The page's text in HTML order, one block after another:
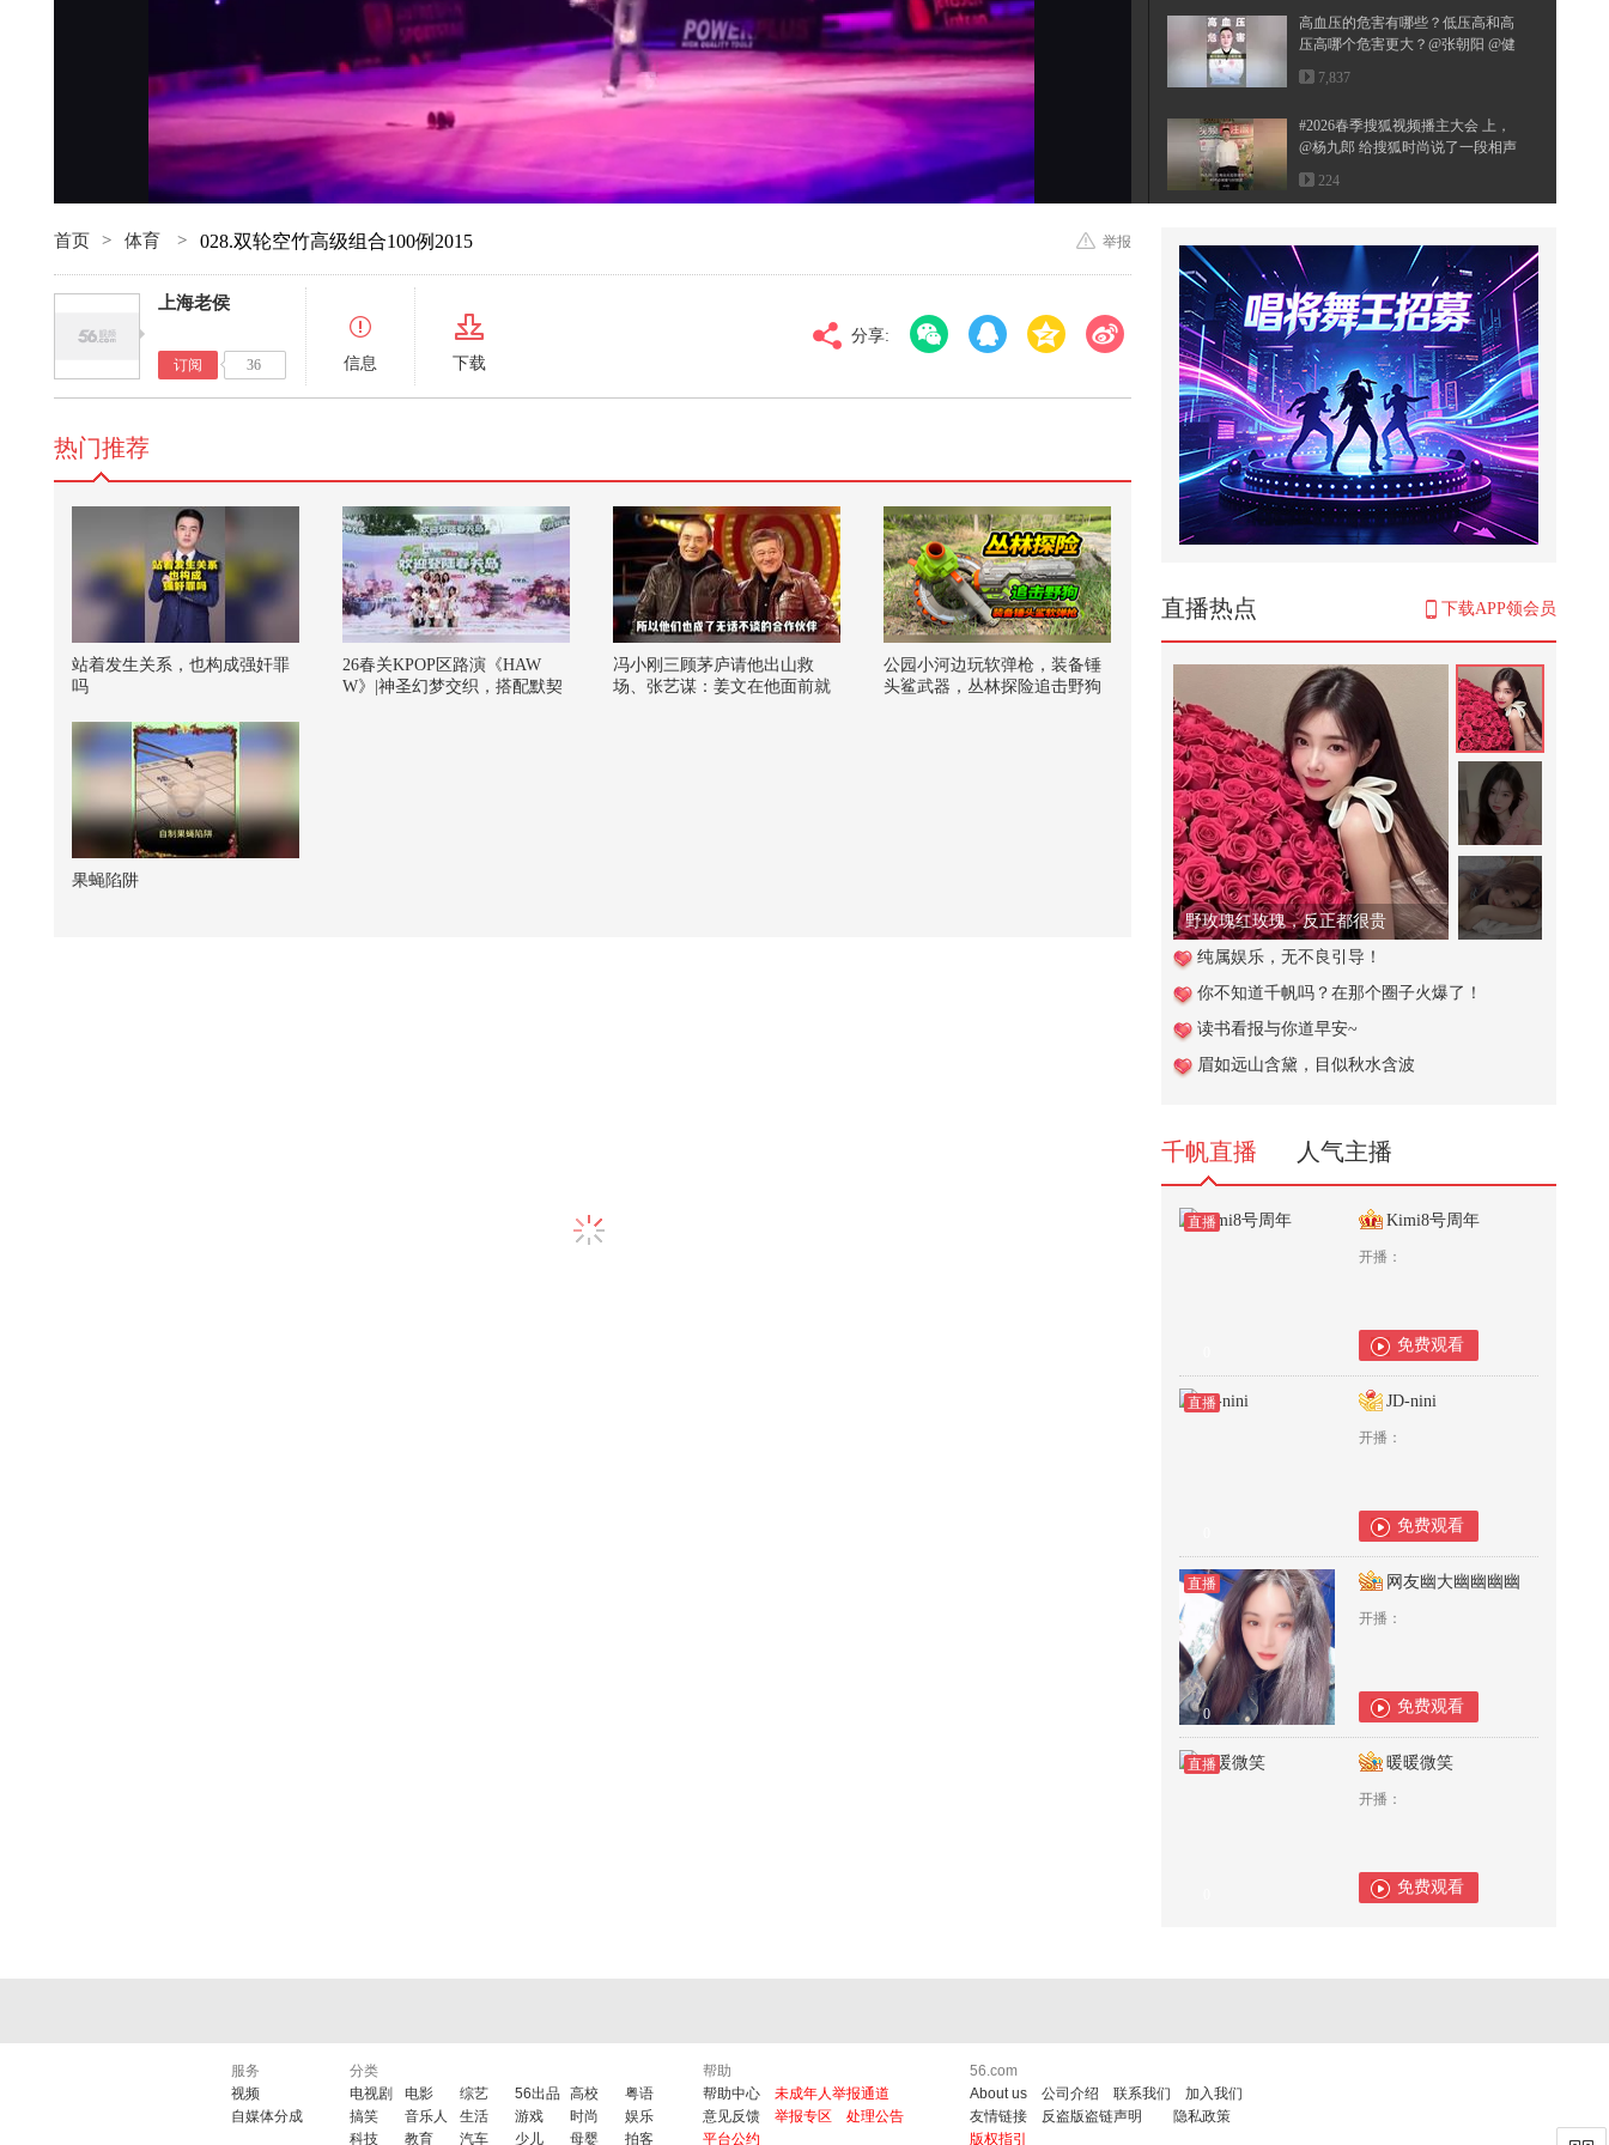
倍速
对比度 100
高血压的危害有哪些？低压高和高
压高哪个危害更大？@张朝阳 @健
康...
7,837
#2026春季搜狐视频播主大会 上，
@杨九郎 给搜狐时尚说了一段相声
~...
224
林允问叶祖新营业是AI吗# 在大...
1,307
# 教会孩子识破AI骗局# 安全教育
科普
470
#科技之美# 高速摄影：33台“猛
禽”（Raptor）发动机为“超级重型...
464
出来玩呀，一条街实现美食自由，
举起多重的重量
1,381
车速不一般，认识三天，就可以生
孩子
22,141
18药铺顾东家假意合作，暗中图谋
秘方-灵田万亩：弃女当自强
106
【春关登岛打卡Day20】【春关回
春...
839
童年那家小卖部【六元盒饭】@搞
笑狐 @80后小芳 @小狐
首页 > 体育 > 028.双轮空竹高级组合100例2015 举报
上海老侯
订阅 36 信息 下载
分享:
直播热点 下载APP领会员
野玫瑰红玫瑰，反正都很贵
纯属娱乐，无不良引导！
你不知道千帆吗？在那个圈子火爆了！
读书看报与你道早安~
眉如远山含黛，目似秋水含波
千帆直播 人气主播
直播 Kimi8号周年
开播：
免费观看
直播 JD-nini
开播：
免费观看
直播
0
网友幽大幽幽幽幽
开播：
免费观看
直播 暖暖微笑
开播：
免费观看
热门推荐
站着发生关系，也构成强奸罪
吗
26春关KPOP区路演《HAW
W》|神圣幻梦交织，搭配默契
冯小刚三顾茅庐请他出山救
场、张艺谋：姜文在他面前就
公园小河边玩软弹枪，装备锤
头鲨武器，丛林探险追击野狗
果蝇陷阱
服务
视频
自媒体分成
分类
电视剧
电影 综艺 56出品 高校
粤语
搞笑
音乐人 生活 游戏 时尚
娱乐
科技
教育 汽车 少儿 母婴 拍客
帮助
帮助中心
未成年人举报通道
意见反馈
举报专区
处理公告
平台公约
56.com
About us
公司介绍 联系我们
加入我们
友情链接
反盗版盗链声明
隐私政策
版权指引